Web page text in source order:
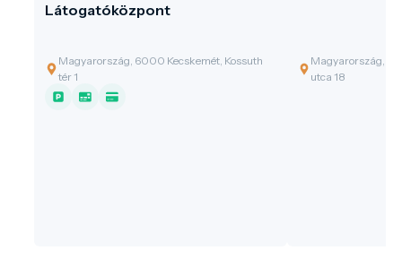
Látogatóközpont
Magyarország, 6000 Kecskemét, Kossuth
tér 1
Magyarország,
utca 18